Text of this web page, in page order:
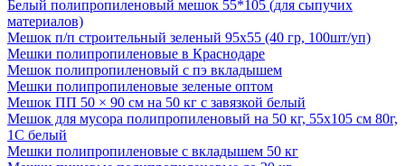
Белый полипропиленовый мешок 55*105 (для сыпучих
материалов)
Мешок п/п строительный зеленый 95х55 (40 гр, 100шт/уп)
Мешки полипропиленовые в Краснодаре
Мешок полипропиленовый с пэ вкладышем
Мешки полипропиленовые зеленые оптом
Мешок ПП 50 × 90 см на 50 кг с завязкой белый
Мешок для мусора полипропиленовый на 50 кг, 55х105 см 80г,
1С белый
Мешки полипропиленовые с вкладышем 50 кг